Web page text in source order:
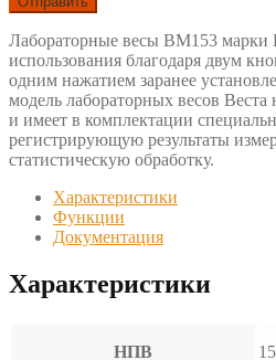
Лабораторные весы ВМ153 марки
использования благодаря двум
одним нажатием заранее
модель лабораторных весов
и имеет в комплектации
регистрирующую результаты
статистическую обработку.
Характеристики
Функции
Документация
Характеристики
НПВ